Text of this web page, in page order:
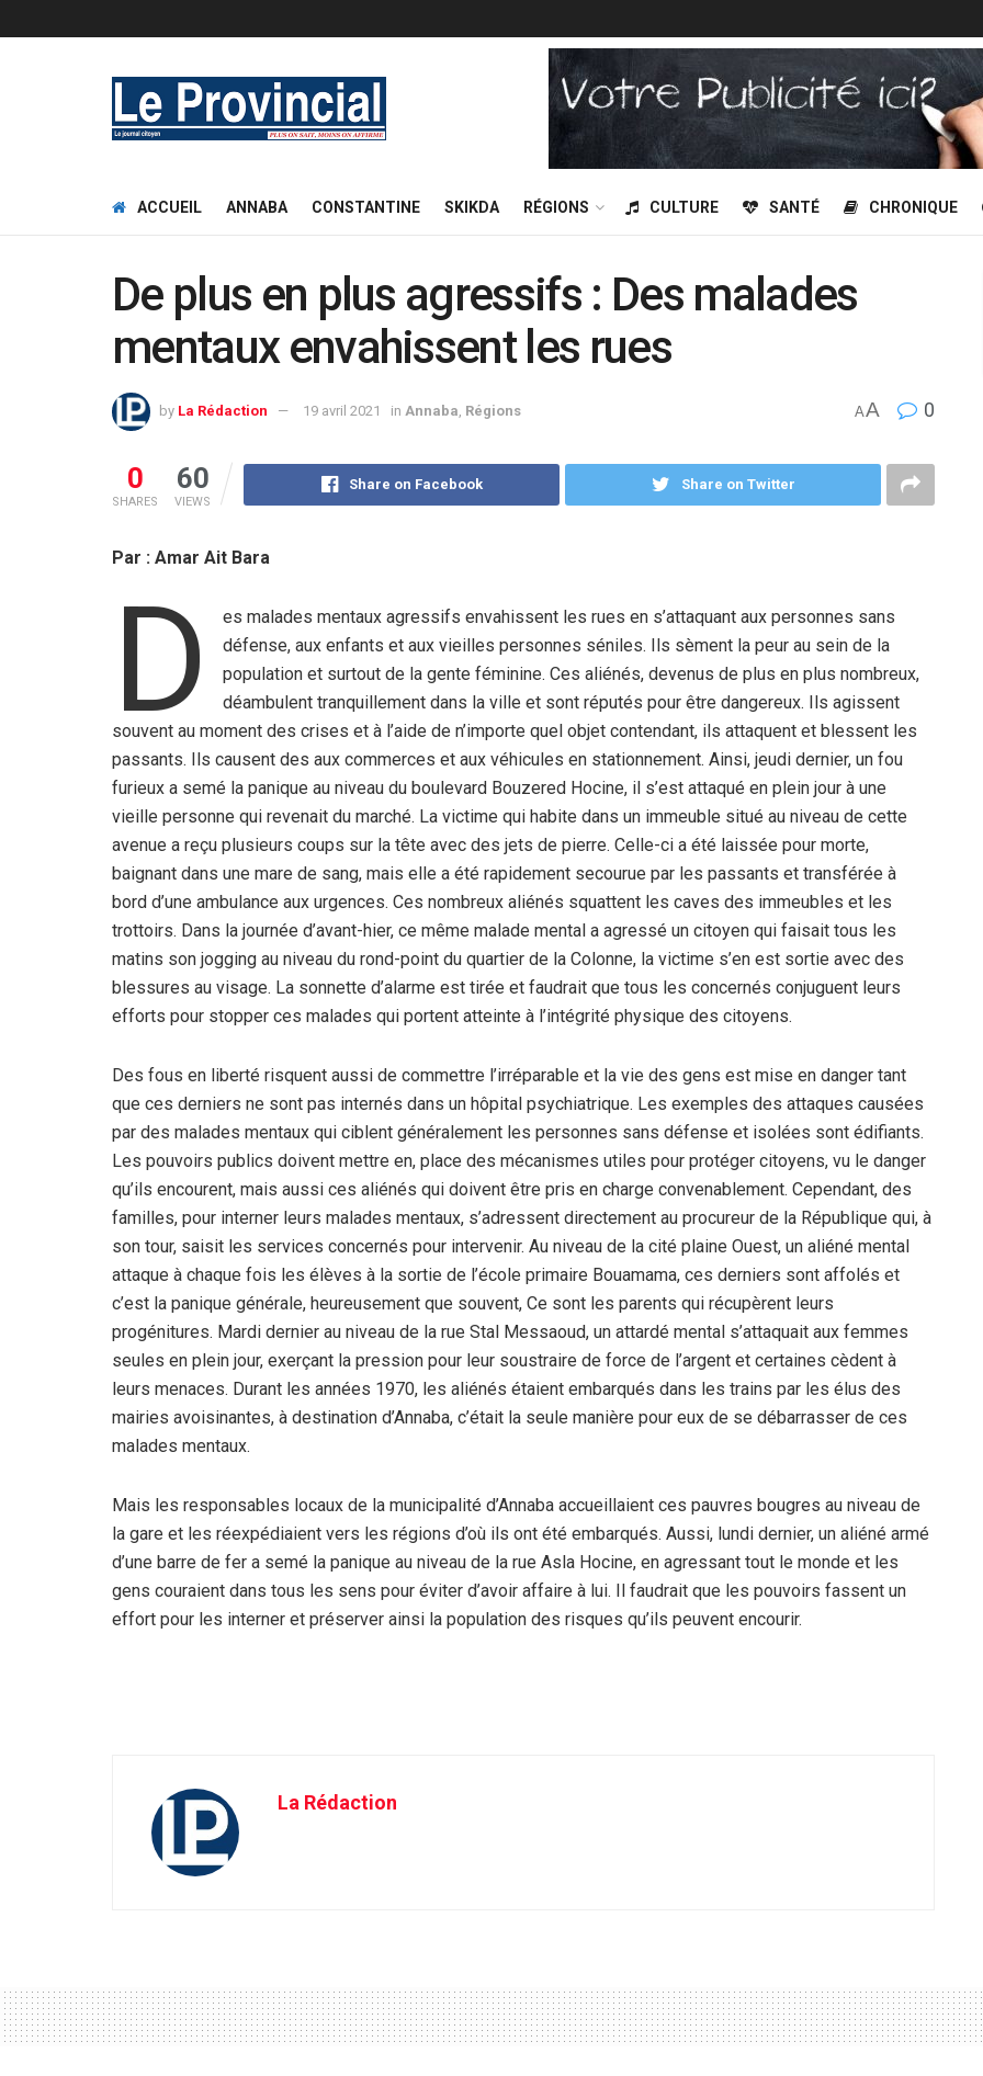
ACCUEIL ANNABA CONSTANTINE SKIKDA RÉGIONS CULTURE SANTÉ CHRONIQUE
De plus en plus agressifs : Des malades
mentaux envahissent les rues
by La Rédaction 19 avril 2021 in Annaba Régions AA 0
0
SHARES
60
VIEWS
Share on Facebook Share on Twitter
Par : Amar Ait Bara
D
es malades mentaux agressifs envahissent les rues en s’attaquant aux personnes sans
défense, aux enfants et aux vieilles personnes séniles. Ils sèment la peur au sein de la
population et surtout de la gente féminine. Ces aliénés, devenus de plus en plus nombreux,
déambulent tranquillement dans la ville et sont réputés pour être dangereux. Ils agissent
souvent au moment des crises et à l’aide de n’importe quel objet contendant, ils attaquent et blessent les
passants. Ils causent des aux commerces et aux véhicules en stationnement. Ainsi, jeudi dernier, un fou
furieux a semé la panique au niveau du boulevard Bouzered Hocine, il s’est attaqué en plein jour à une
vieille personne qui revenait du marché. La victime qui habite dans un immeuble situé au niveau de cette
avenue a reçu plusieurs coups sur la tête avec des jets de pierre. Celle-ci a été laissée pour morte,
baignant dans une mare de sang, mais elle a été rapidement secourue par les passants et transférée à
bord d’une ambulance aux urgences. Ces nombreux aliénés squattent les caves des immeubles et les
trottoirs. Dans la journée d’avant-hier, ce même malade mental a agressé un citoyen qui faisait tous les
matins son jogging au niveau du rond-point du quartier de la Colonne, la victime s’en est sortie avec des
blessures au visage. La sonnette d’alarme est tirée et faudrait que tous les concernés conjuguent leurs
efforts pour stopper ces malades qui portent atteinte à l’intégrité physique des citoyens.
Des fous en liberté risquent aussi de commettre l’irréparable et la vie des gens est mise en danger tant
que ces derniers ne sont pas internés dans un hôpital psychiatrique. Les exemples des attaques causées
par des malades mentaux qui ciblent généralement les personnes sans défense et isolées sont édifiants.
Les pouvoirs publics doivent mettre en, place des mécanismes utiles pour protéger citoyens, vu le danger
qu’ils encourent, mais aussi ces aliénés qui doivent être pris en charge convenablement. Cependant, des
familles, pour interner leurs malades mentaux, s’adressent directement au procureur de la République qui, à
son tour, saisit les services concernés pour intervenir. Au niveau de la cité plaine Ouest, un aliéné mental
attaque à chaque fois les élèves à la sortie de l’école primaire Bouamama, ces derniers sont affolés et
c’est la panique générale, heureusement que souvent, Ce sont les parents qui récupèrent leurs
progénitures. Mardi dernier au niveau de la rue Stal Messaoud, un attardé mental s’attaquait aux femmes
seules en plein jour, exerçant la pression pour leur soustraire de force de l’argent et certaines cèdent à
leurs menaces. Durant les années 1970, les aliénés étaient embarqués dans les trains par les élus des
mairies avoisinantes, à destination d’Annaba, c’était la seule manière pour eux de se débarrasser de ces
malades mentaux.
Mais les responsables locaux de la municipalité d’Annaba accueillaient ces pauvres bougres au niveau de
la gare et les réexpédiaient vers les régions d’où ils ont été embarqués. Aussi, lundi dernier, un aliéné armé
d’une barre de fer a semé la panique au niveau de la rue Asla Hocine, en agressant tout le monde et les
gens couraient dans tous les sens pour éviter d’avoir affaire à lui. Il faudrait que les pouvoirs fassent un
effort pour les interner et préserver ainsi la population des risques qu’ils peuvent encourir.
La Rédaction